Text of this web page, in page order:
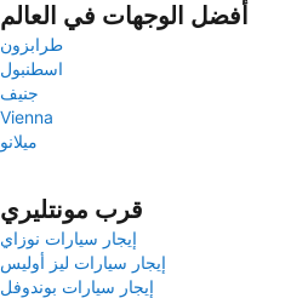
أفضل الوجهات في العالم
طرابزون
اسطنبول
جنيف
Vienna
ميلانو
قرب مونتليري
إيجار سيارات نوزاي
إيجار سيارات ليز أوليس
إيجار سيارات بوندوفل